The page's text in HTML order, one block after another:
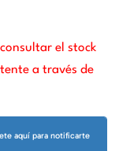
el stock
a través de
aquí para notificarte